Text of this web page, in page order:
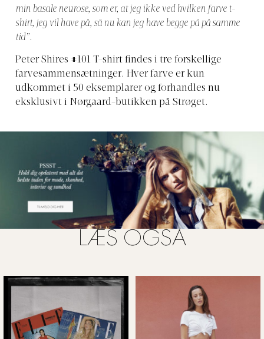
min basale neurose, som er, at jeg ikke ved hvilken farve t-
shirt, jeg vil have på, så nu kan jeg have begge på på samme
tid”.
Peter Shires #101 T-shirt findes i tre forskellige
farvesammensætninger. Hver farve er kun
udkommet i 50 eksemplarer og forhandles nu
eksklusivt i Nørgaard-butikken på Strøget.
LÆS OGSÅ